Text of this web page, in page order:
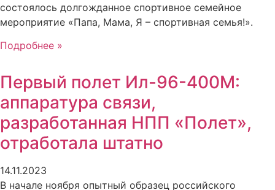
состоялось долгожданное спортивное семейное
мероприятие «Папа, Мама, Я – спортивная семья!».
Подробнее »
Первый полет Ил-96-400М:
аппаратура связи,
разработанная НПП «Полет»,
отработала штатно
14.11.2023
В начале ноября опытный образец российского